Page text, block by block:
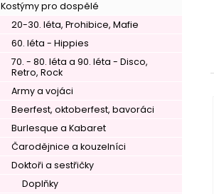
Kostýmy pro dospělé
20-30. léta, Prohibice, Mafie
60. léta - Hippies
70. - 80. léta a 90. léta - Disco,
Retro, Rock
Army a vojáci
Beerfest, oktoberfest, bavoráci
Burlesque a Kabaret
Čarodějnice a kouzelníci
Doktoři a sestřičky
Doplňky